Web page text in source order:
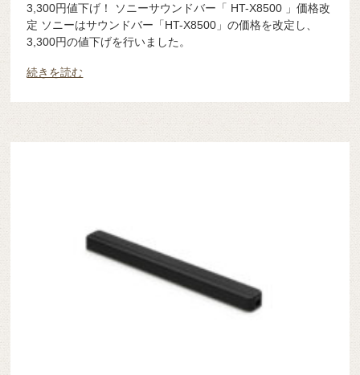
3,300円値下げ！ ソニーサウンドバー「 HT-X8500 」価格改
定 ソニーはサウンドバー「HT-X8500」の価格を改定し、
3,300円の値下げを行いました。
続きを読む